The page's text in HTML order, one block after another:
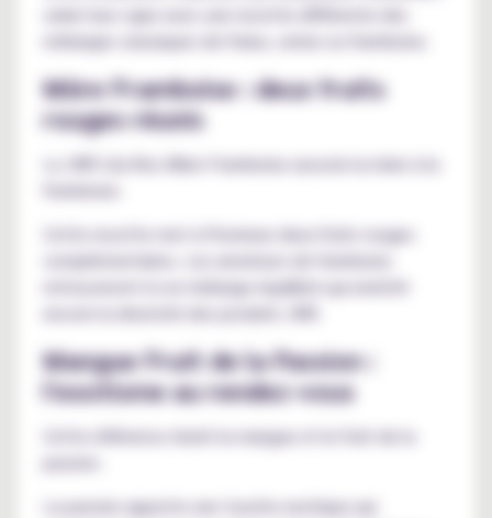
varier leur vape avec une recette différente des
mélanges classiques de fraise, cerise ou framboise.
Mûre Framboise : deux fruits
rouges réunis
La JNR Lila Kiss Mûre Framboise associe la mûre à la
Cette recette met à l'honneur deux fruits rouges
complémentaires. Les amateurs de framboise
retrouveront ici un mélange équilibré qui enrichit
Mangue Fruit de la Passion :
l'exotisme au rendez-vous
Cette référence réunit la mangue et le fruit de la
La passion apporte une touche exotique qui